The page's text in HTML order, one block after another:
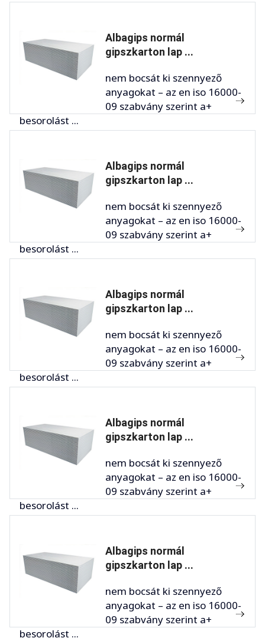
Albagips normál
gipszkarton lap ...
nem bocsát ki szennyező
anyagokat – az en iso 16000-
09 szabvány szerint a+
besorolást ...
Albagips normál
gipszkarton lap ...
nem bocsát ki szennyező
anyagokat – az en iso 16000-
09 szabvány szerint a+
besorolást ...
Albagips normál
gipszkarton lap ...
nem bocsát ki szennyező
anyagokat – az en iso 16000-
09 szabvány szerint a+
besorolást ...
Albagips normál
gipszkarton lap ...
nem bocsát ki szennyező
anyagokat – az en iso 16000-
09 szabvány szerint a+
besorolást ...
Albagips normál
gipszkarton lap ...
nem bocsát ki szennyező
anyagokat – az en iso 16000-
09 szabvány szerint a+
besorolást ...